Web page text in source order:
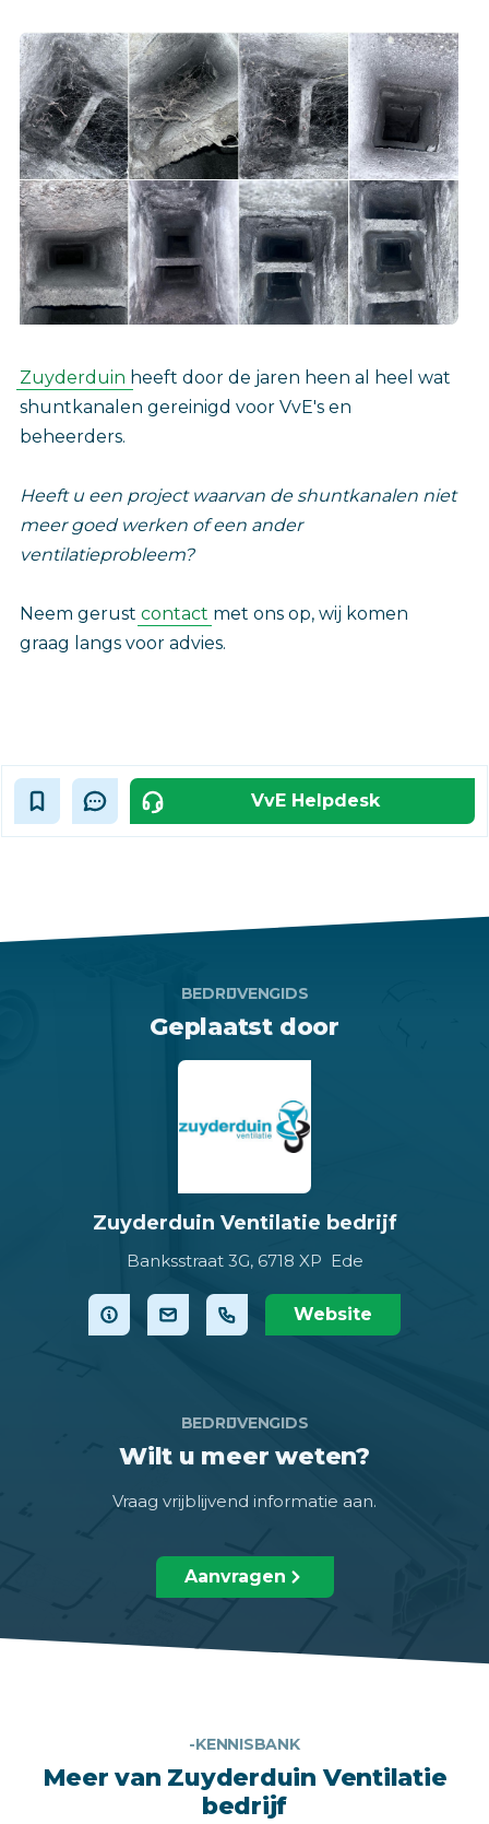
Zuyderduin heeft door de jaren heen al heel wat
shuntkanalen gereinigd voor VvE's en
beheerders.
Heeft u een project waarvan de shuntkanalen niet
meer goed werken of een ander
ventilatieprobleem?
Neem gerust contact met ons op, wij komen
graag langs voor advies.
VvE Helpdesk
BEDRIJVENGIDS
Geplaatst door
Zuyderduin Ventilatie bedrijf
Banksstraat 3G, 6718 XP Ede
Website
BEDRIJVENGIDS
Wilt u meer weten?
Vraag vrijblijvend informatie aan.
Aanvragen
-KENNISBANK
Meer van Zuyderduin Ventilatie
bedrijf